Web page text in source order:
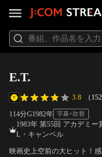
E.T.
3.8 （
114分G1982年 字幕+吹替
1983年 第55回 アカデミ
L・キャンベル
映画史上空前の大ヒット！